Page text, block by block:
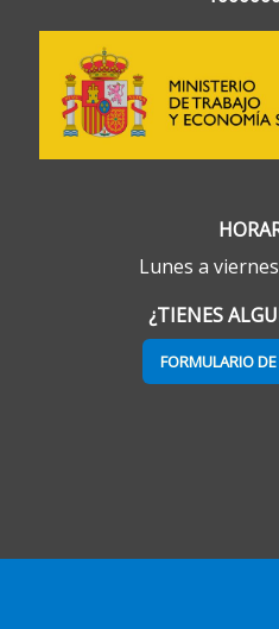
Lunes a
¿TIENES
FORMULARIO